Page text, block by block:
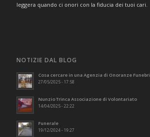
leggera quando ci onori con la fiducia dei tuoi cari.
NOTIZIE DAL BLOG
Cosa cercare in una Agenzia di Onoranze Funebri
27/05/2025 - 17:58
Nunzio Trinca Associazione di Volontariato
14/04/2025 - 22:22
Funerale
19/12/2024 - 19:27